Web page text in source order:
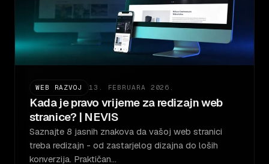
WEB RAZVOJ 13. FEBRUARA 2026.
Kada je pravo vrijeme za redizajn web
stranice? | NEVIS
Saznajte 8 jasnih znakova da vašoj web stranici
treba redizajn - od zastarjelog dizajna do loših
konverzija. Praktičan…